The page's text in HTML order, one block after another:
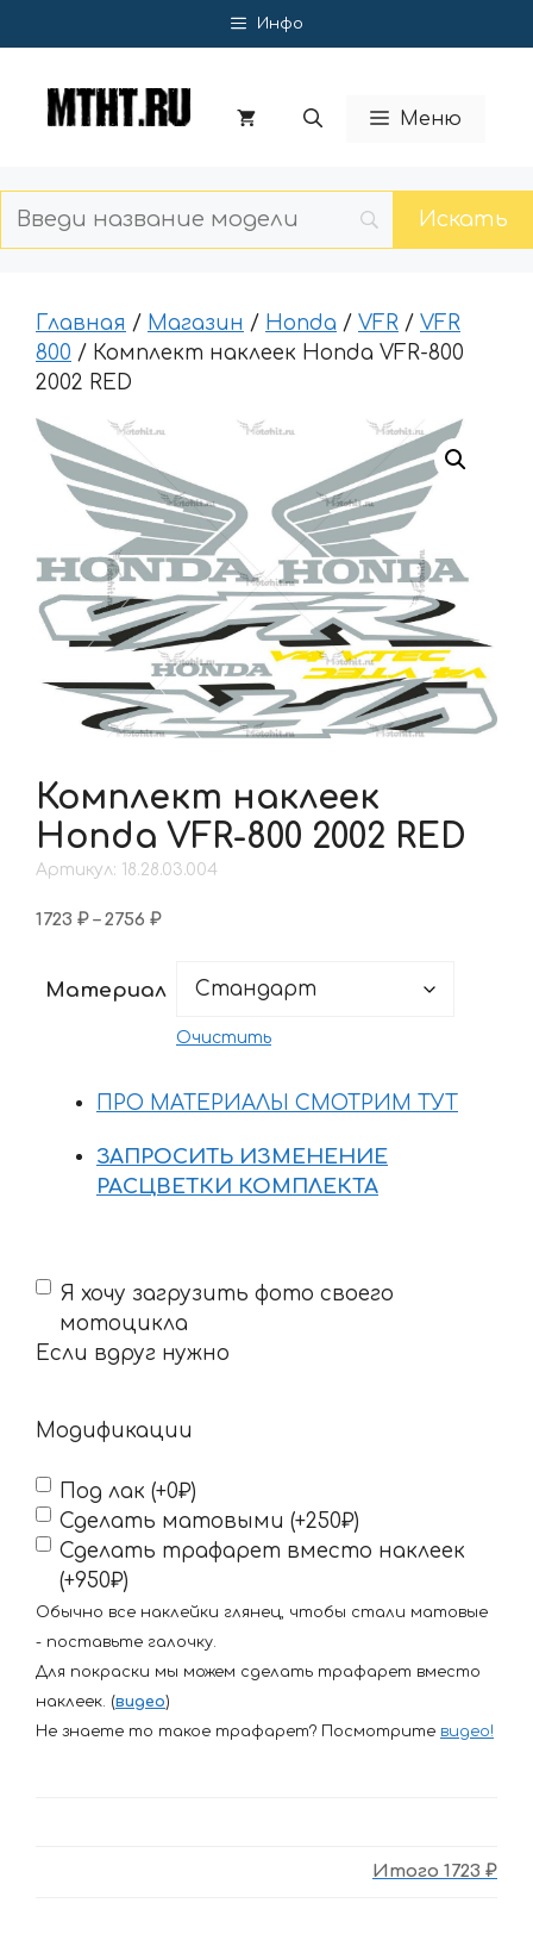
к
Инфо
Меню
Главная / Магазин / Honda / VFR / VFR
800 / Комплект наклеек Honda VFR-800
2002 RED
Комплект наклеек
Honda VFR-800 2002 RED
Артикул: 18.28.03.004
1723 ₽ – 2756 ₽Диапазон
–
Материал
Очистить
ПРО МАТЕРИАЛЫ СМОТРИМ ТУТ
ЗАПРОСИТЬ ИЗМЕНЕНИЕ
РАСЦВЕТКИ КОМПЛЕКТА
Если
вдруг
нужно
Я хочу загрузить фото своего
мотоцикла
Если вдруг нужно
Модификации
Под лак (+0₽)
Сделать матовыми (+250₽)
Сделать трафарет вместо наклеек
(+950₽)
Обычно все наклейки глянец, чтобы стали матовые
- поставьте галочку.
Для покраски мы можем сделать трафарет вместо
наклеек. (видео)
Не знаете то такое трафарет? Посмотрите видео!
Итого 1723 ₽